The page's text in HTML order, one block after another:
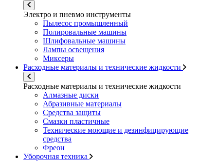
Электро и пневмо инструменты
Пылесос промышленный
Полировальные машины
Шлифовальные машины
Лампы освещения
Миксеры
Расходные материалы и технические жидкости
Расходные материалы и технические жидкости
Алмазные диски
Абразивные материалы
Средства защиты
Смазки пластичные
Технические моющие и дезинфицирующие
средства
Фреон
Уборочная техника